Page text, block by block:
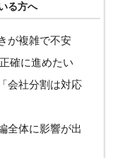
る方へ
が複雑で不安
確に進めたい
会社分割は対応
全体に影響が出